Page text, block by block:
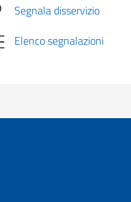
Segnala disservizio
Elenco segnalazioni